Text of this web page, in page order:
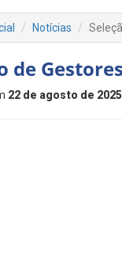
Notícias
de
22 de agosto de 2025